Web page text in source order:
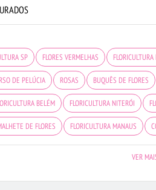
SP FLORES VERMELHAS FLORICULTURA
DE PELÚCIA ROSAS BUQUÊS DE FLORES
BELÉM FLORICULTURA NITERÓI
DE FLORES FLORICULTURA MANAUS
VER